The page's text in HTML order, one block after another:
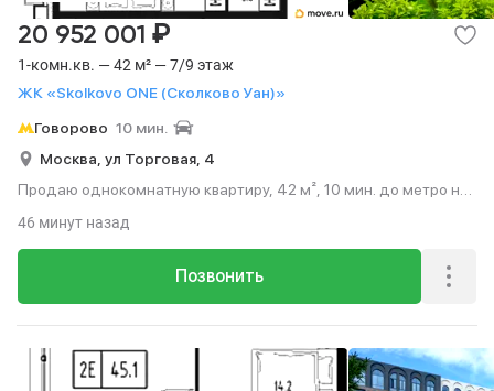
1-комн.кв. — 42 м² — 7/9 этаж
ЖК «Skolkovo ONE (Сколково Уан)»
20 952 001 ₽
Говорово 10 мин.
Москва, ул Торговая, 4
Продаю однокомнатную квартиру, 42 м², 10 мин. до метро на
Позвонить
46 минут назад